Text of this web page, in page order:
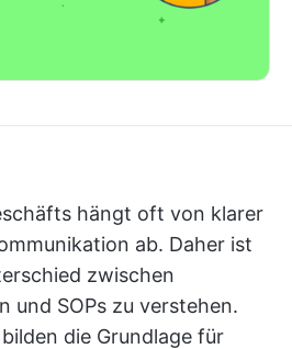
hängt oft von klarer
ab. Daher ist
zwischen
und SOPs zu verstehen.
die Grundlage für